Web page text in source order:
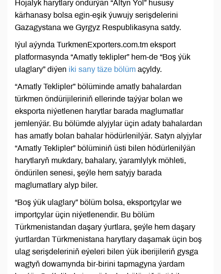
Hojalyk harytlary öndürýän “Altyn Ýol” hususy
kärhanasy bolsa egin-eşik ýuwujy serişdelerini
Gazagystana we Gyrgyz Respublikasyna satdy.
Iýul aýynda TurkmenExporters.com.tm eksport
platformasynda “Amatly teklipler” hem-de “Boş ýük
ulaglary” diýen iki sany täze bölüm açyldy.
“Amatly Teklipler” bölüminde amatly bahalardan
türkmen öndürijileriniň ellerinde taýýar bolan we
eksporta niýetlenen harytlar barada maglumatlar
jemlenýär. Bu bölümde alyjylar üçin adaty bahalardan
has amatly bolan bahalar hödürlenilýär. Satyn alyjylar
“Amatly Teklipler” bölüminiň üsti bilen hödürlenilýän
harytlaryň mukdary, bahalary, ýaramlylyk möhleti,
öndürilen senesi, şeýle hem satyjy barada
maglumatlary alyp biler.
“Boş ýük ulaglary” bölüm bolsa, eksportçylar we
importçylar üçin niýetlenendir. Bu bölüm
Türkmenistandan daşary ýurtlara, şeýle hem daşary
ýurtlardan Türkmenistana harytlary daşamak üçin boş
ulag serişdeleriniň eýeleri bilen ýük iberijileriň gysga
wagtyň dowamynda bir-birini tapmagyna ýardam